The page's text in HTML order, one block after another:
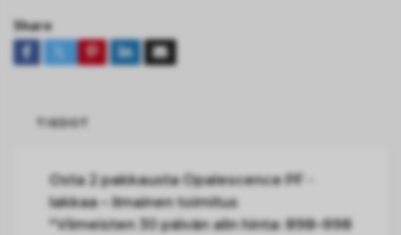
Share
TIEDOT
Osta 2 pakkausta Opalescence PF -
lakkaa – ilmainen toimitus
*Viimeisten 30 päivän alin hinta: 898–998